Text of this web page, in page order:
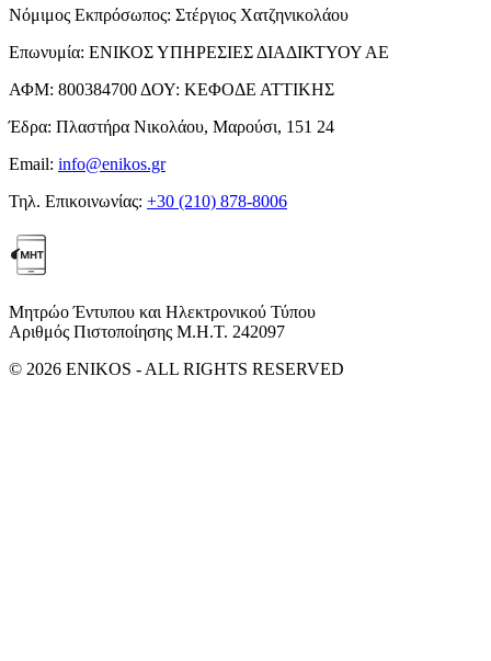
Νόμιμος Εκπρόσωπος: Στέργιος Χατζηνικολάου
Επωνυμία: ΕΝΙΚΟΣ ΥΠΗΡΕΣΙΕΣ ΔΙΑΔΙΚΤΥΟΥ ΑΕ
ΑΦΜ: 800384700 ΔΟΥ: ΚΕΦΟΔΕ ΑΤΤΙΚΗΣ
Έδρα: Πλαστήρα Νικολάου, Μαρούσι, 151 24
Email: info@enikos.gr
Τηλ. Επικοινωνίας: +30 (210) 878-8006
Μητρώο Έντυπου και Ηλεκτρονικού Τύπου
Αριθμός Πιστοποίησης Μ.Η.Τ. 242097
© 2026 ENIKOS - ALL RIGHTS RESERVED